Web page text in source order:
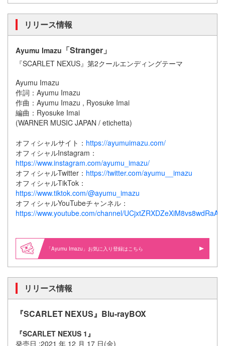
リリース情報
Ayumu Imazu​ 「Stranger」
『SCARLET NEXUS』第2クールエンディングテーマ
Ayumu Imazu
作詞：Ayumu Imazu
作曲：Ayumu Imazu , Ryosuke Imai
編曲：Ryosuke Imai
(WARNER MUSIC JAPAN / etichetta)
オフィシャルサイト： https://ayumuimazu.com/
オフィシャルInstagram：
https://www.instagram.com/ayumu_imazu/
オフィシャルTwitter： https://twitter.com/ayumu__imazu
オフィシャルTikTok：
https://www.tiktok.com/@ayumu_imazu
オフィシャルYouTubeチャンネル：
https://www.youtube.com/channel/UCjxtZRXDZeXiM8vs8wdRaAQ
「Ayumu Imazu」お気に入り登録はこちら
リリース情報
『SCARLET NEXUS』Blu-rayBOX
『SCARLET NEXUS 1』
発売日 :2021 年 12 月 17 日(金)